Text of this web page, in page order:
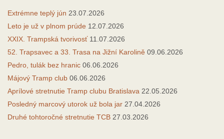
Extrémne teplý jún 23.07.2026
Leto je už v plnom prúde 12.07.2026
XXIX. Trampská tvorivosť 11.07.2026
52. Trapsavec a 33. Trasa na Jižní Karolině 09.06.2026
Pedro, tulák bez hranic 06.06.2026
Májový Tramp club 06.06.2026
Aprílové stretnutie Tramp clubu Bratislava 22.05.2026
Posledný marcový utorok už bola jar 27.04.2026
Druhé tohtoročné stretnutie TCB 27.03.2026